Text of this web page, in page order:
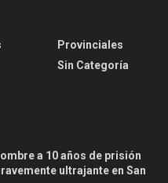
Provinciales
Sin Categoría
a 10 años de prisión
ultrajante en San